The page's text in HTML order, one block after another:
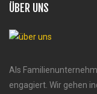
ÜBER UNS
Als
engagiert. Wir gehen